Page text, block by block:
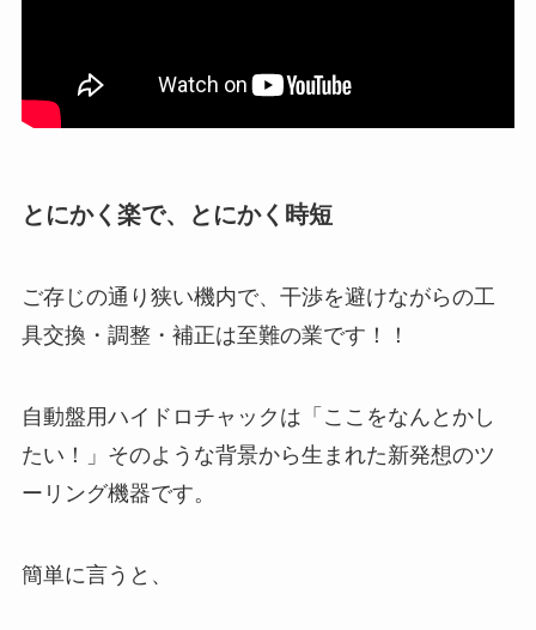
とにかく楽で、とにかく時短
ご存じの通り狭い機内で、干渉を避けながらの工
具交換・調整・補正は至難の業です！！
自動盤用ハイドロチャックは「ここをなんとかし
たい！」そのような背景から生まれた新発想のツ
ーリング機器です。
簡単に言うと、